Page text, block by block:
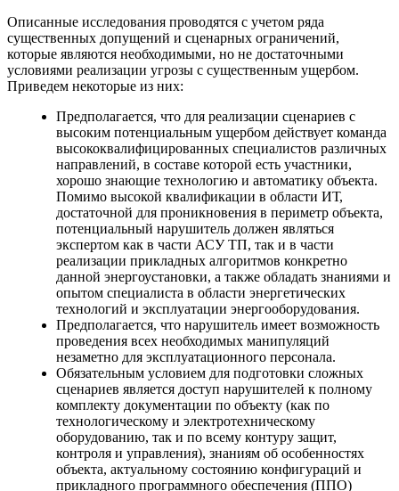
Описанные исследования проводятся с учетом ряда
существенных допущений и сценарных ограничений,
которые являются необходимыми, но не достаточными
условиями реализации угрозы с существенным ущербом.
Приведем некоторые из них:
Предполагается, что для реализации сценариев с
высоким потенциальным ущербом действует команда
высококвалифицированных специалистов различных
направлений, в составе которой есть участники,
хорошо знающие технологию и автоматику объекта.
Помимо высокой квалификации в области ИТ,
достаточной для проникновения в периметр объекта,
потенциальный нарушитель должен являться
экспертом как в части АСУ ТП, так и в части
реализации прикладных алгоритмов конкретно
данной энергоустановки, а также обладать знаниями и
опытом специалиста в области энергетических
технологий и эксплуатации энергооборудования.
Предполагается, что нарушитель имеет возможность
проведения всех необходимых манипуляций
незаметно для эксплуатационного персонала.
Обязательным условием для подготовки сложных
сценариев является доступ нарушителей к полному
комплекту документации по объекту (как по
технологическому и электротехническому
оборудованию, так и по всему контуру защит,
контроля и управления), знаниям об особенностях
объекта, актуальному состоянию конфигураций и
прикладного программного обеспечения (ППО)